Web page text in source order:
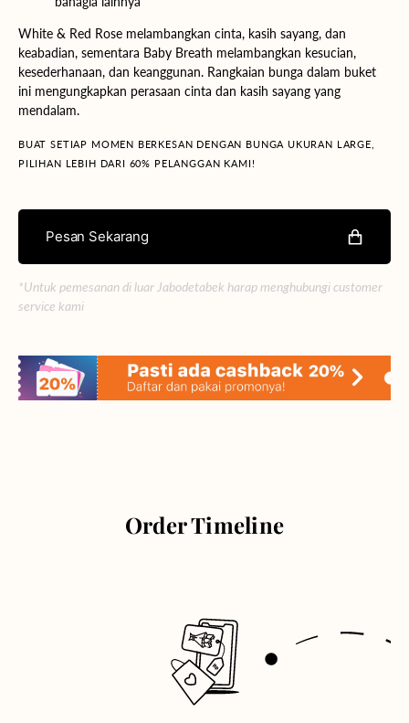
White & Red Rose melambangkan cinta, kasih sayang, dan
keabadian, sementara Baby Breath melambangkan kesucian,
kesederhanaan, dan keanggunan. Rangkaian bunga dalam buket
ini mengungkapkan perasaan cinta dan kasih sayang yang
mendalam.
BUAT SETIAP MOMEN BERKESAN DENGAN BUNGA UKURAN LARGE,
PILIHAN LEBIH DARI 60% PELANGGAN KAMI!
Pesan Sekarang
*Untuk pemesanan di luar Jabodetabek harap menghubungi customer
service kami
Order Timeline